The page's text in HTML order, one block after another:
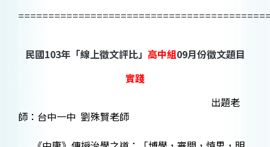
民國103年「線上徵文評比」 高中組09月份徵文題目
實踐
出題老
師：台中一中 劉殊賢老師